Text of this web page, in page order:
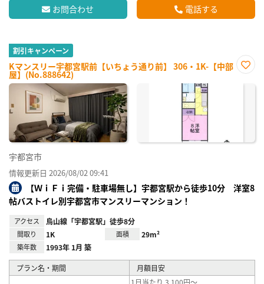
お問合わせ 電話する
割引キャンペーン
Kマンスリー宇都宮駅前【いちょう通り前】 306・1K-【中部
屋】(No.888642)
に入
宇都宮市
情報更新日 2026/08/02 09:41
【ＷｉＦｉ完備・駐車場無し】宇都宮駅から徒歩10分 洋室8
帖バストイレ別宇都宮市マンスリーマンション！
アクセス 烏山線「宇都宮駅」徒歩8分
間取り 1K 面積 29m²
築年数 1993年 1月 築
プラン名・期間
月額目安